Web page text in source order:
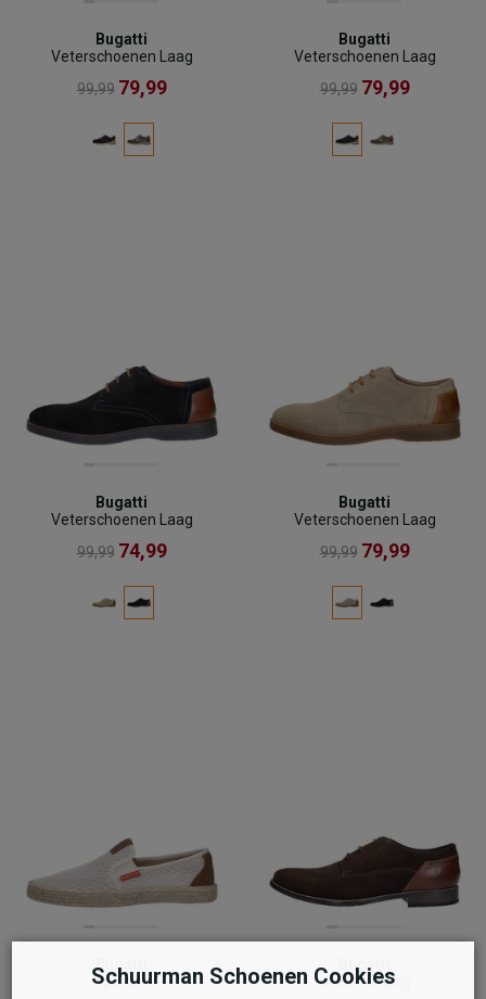
Bugatti
Veterschoenen Laag
99,99 79,99
Bugatti
Veterschoenen Laag
99,99 79,99
Bugatti
Veterschoenen Laag
99,99 74,99
Bugatti
Veterschoenen Laag
99,99 79,99
Bugatti
Sportief
Bugatti
Gekleed Laag
Schuurman Schoenen Cookies